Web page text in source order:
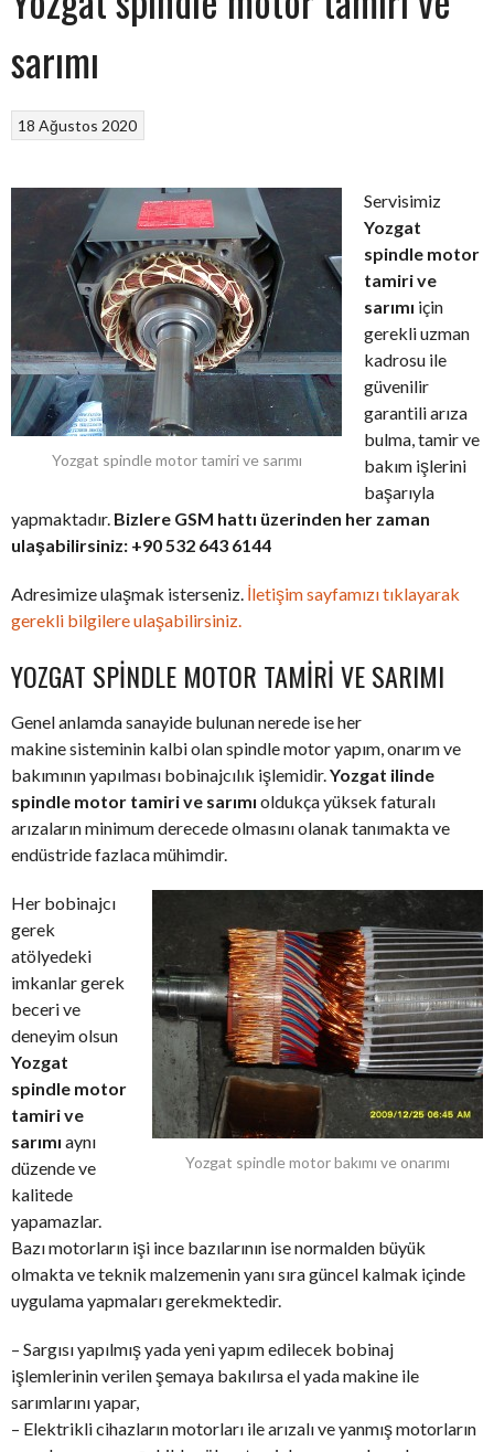
sarımı
18 Ağustos 2020
Yozgat spindle motor tamiri ve sarımı
Servisimiz
Yozgat
spindle motor
tamiri ve
sarımı için
gerekli uzman
kadrosu ile
güvenilir
garantili arıza
bulma, tamir ve
bakım işlerini
başarıyla
yapmaktadır. Bizlere GSM hattı üzerinden her zaman
ulaşabilirsiniz: +90 532 643 6144
Adresimize ulaşmak isterseniz. İletişim sayfamızı tıklayarak
gerekli bilgilere ulaşabilirsiniz.
YOZGAT SPINDLE MOTOR TAMIRI VE SARIMI
Genel anlamda sanayide bulunan nerede ise her
makine sisteminin kalbi olan spindle motor yapım, onarım ve
bakımının yapılması bobinajcılık işlemidir.Yozgat ilinde
spindle motor tamiri ve sarımı oldukça yüksek faturalı
arızaların minimum derecede olmasını olanak tanımakta ve
endüstride fazlaca mühimdir.
Yozgat spindle motor bakımı ve onarımı
Her bobinajcı
gerek
atölyedeki
imkanlar gerek
beceri ve
deneyim olsun
Yozgat
spindle motor
tamiri ve
sarımı aynı
düzende ve
kalitede
yapamazlar.
Bazı motorların işi ince bazılarının ise normalden büyük
olmakta ve teknik malzemenin yanı sıra güncel kalmak içinde
uygulama yapmaları gerekmektedir.
– Sargısı yapılmış yada yeni yapım edilecek bobinaj
işlemlerinin verilen şemaya bakılırsa el yada makine ile
sarımlarını yapar,
– Elektrikli cihazların motorları ile arızalı ve yanmış motorların